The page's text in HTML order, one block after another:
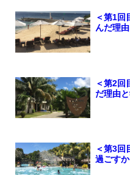
＜第1回
んだ理由
＜第2回
だ理由
＜第3回
過ごすか